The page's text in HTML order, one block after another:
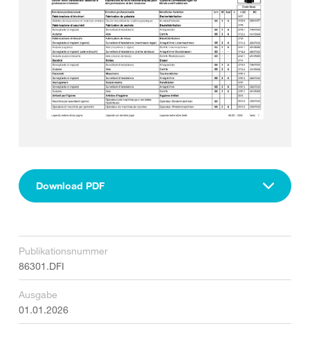
Download PDF
Publikationsnummer
86301.DFI
Ausgabe
01.01.2026